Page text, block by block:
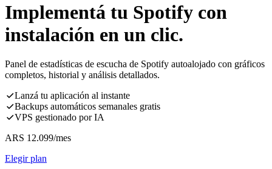
Implementá tu Spotify con
instalación en un clic.
Panel de estadísticas de escucha de Spotify autoalojado con gráficos
completos, historial y análisis detallados.
Lanzá tu aplicación al instante
Backups automáticos semanales gratis
VPS gestionado por IA
ARS 12.099/mes
Elegir plan